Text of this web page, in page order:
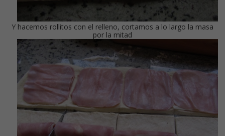
Y hacemos rollitos con el relleno, cortamos a lo largo la masa
por la mitad